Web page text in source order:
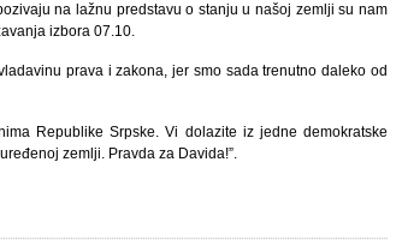
na lažnu predstavu o stanju u našoj zemlji su nam
izbora 07.10.
prava i zakona, jer smo sada trenutno daleko od
Republike Srpske. Vi dolazite iz jedne demokratske
zemlji. Pravda za Davida!”.